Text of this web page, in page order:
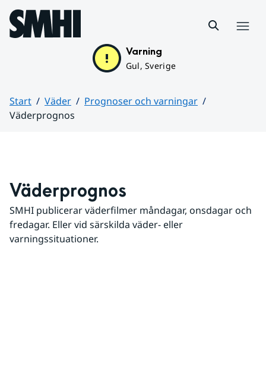
Hoppa till sidans innehåll
Varning
Gul, Sverige
Start Väder
Prognoser och varningar
Väderprognos
Väderprognos
SMHI publicerar väderfilmer måndagar, onsdagar och
fredagar. Eller vid särskilda väder- eller
varningssituationer.